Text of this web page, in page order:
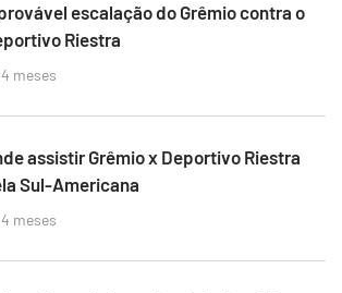
escalação do Grêmio contra o
Riestra
meses
assistir Grêmio x Deportivo Riestra
Sul-Americana
meses